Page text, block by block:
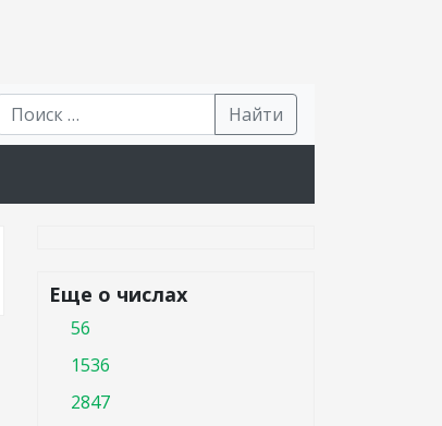
Найти
Еще о числах
56
1536
2847